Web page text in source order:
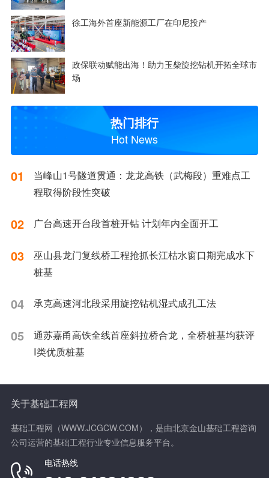
徐工海外首座新能源工厂在印尼投产
政保联动赋能出海！助力玉柴旋挖钻机开拓全球市
场
热门排行
Hot News
01
当峰山1号隧道贯通：龙龙高铁（武梅段）重难点工
程取得阶段性突破
02 广台高速开台段首桩开钻 计划年内全面开工
03
巫山县龙门复线桥工程抢抓长江枯水窗口期完成水下
桩基
04 承克高速河北段采用旋挖钻机湿式成孔工法
05
通苏嘉甬高铁全线首座斜拉桥合龙，全桥桩基均获评
Ⅰ类优质桩基
关于基础工程网
基础工程网（WWW.JCGCW.COM），是由北京金山基础工程咨询
公司运营的基础工程行业专业信息服务平台。
电话热线